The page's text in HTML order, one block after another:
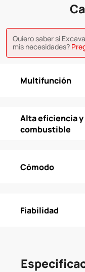
Quiero saber si
mis necesidades?
Multifunción
Alta eficiencia
combustible
Cómodo
Fiabilidad